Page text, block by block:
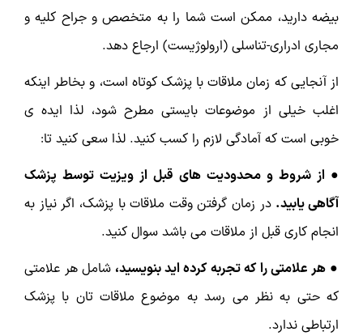
بیضه دارید، ممکن است شما را به متخصص و جراح کلیه و
مجاری ادراری-تناسلی (ارولوژیست) ارجاع دهد.
از آنجایی که زمان ملاقات با پزشک کوتاه است، و بخاطر اینکه
اغلب خیلی از موضوعات بایستی مطرح شود، لذا ایده ی
خوبی است که آمادگی لازم را کسب کنید. لذا سعی کنید تا:
● از شروط و محدودیت های قبل از ویزیت توسط پزشک
آگاهی یابید. در زمان گرفتن وقت ملاقات با پزشک، اگر نیاز به
انجام کاری قبل از ملاقات می باشد سوال کنید.
● هر علامتی را که تجربه کرده اید بنویسید، شامل هر علامتی
که حتی به نظر می رسد به موضوع ملاقات تان با پزشک
ارتباطی ندارد.